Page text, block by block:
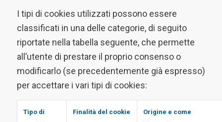
I tipi di cookies utilizzati possono essere
classificati in una delle categorie, di seguito
riportate nella tabella seguente, che permette
all’utente di prestare il proprio consenso o
modificarlo (se precedentemente già espresso)
per accettare i vari tipi di cookies:
Tipo di
Finalità del cookie
Origine e come